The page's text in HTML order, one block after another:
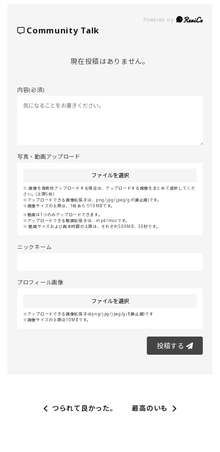
Powered by
Community Talk
現在投稿はありません。
内容(必須)
写真・動画アップロード
ファイルを選択
画像を複数枚アップロードする場合は、アップロードする画像をまとめて選択してくだ
さい。(上限5枚)
アップロードできる画像拡張子は、png/jpg/jpeg/gif(静止画)です。
画像サイズの上限は、1枚あたり10MBです。
動画は1つのみアップロードできます。
アップロードできる動画拡張子は、mp4/movです。
動画サイズおよび再生時間の上限は、それぞれ500MB、30秒です。
ニックネーム
プロフィール画像
ファイルを選択
アップロードできる画像拡張子はpng/jpg/jpeg/gif(静止画)です
画像サイズの上限は10MBです。
投稿する
つられて良かった。 最高のいも